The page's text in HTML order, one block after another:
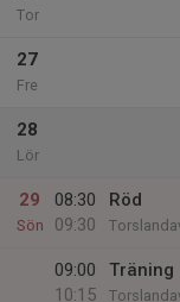
Tor
27
Fre
28
Lör
29
Sön
08:30
09:30
Röd
09:00
10:15
Träning